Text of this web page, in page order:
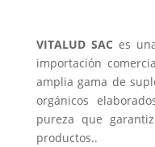
VITALUD SAC es
importación
amplia gama de
orgánicos
pureza que
productos..